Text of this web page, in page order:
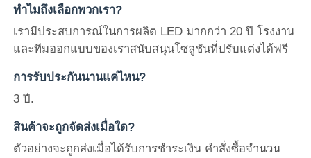
ทำไมถึงเลือกพวกเรา?
เรามีประสบการณ์ในการผลิต LED มากกว่า 20 ปี โรงงาน
และทีมออกแบบของเราสนับสนุนโซลูชันที่ปรับแต่งได้ฟรี
การรับประกันนานแค่ไหน?
3 ปี.
สินค้าจะถูกจัดส่งเมื่อใด?
ตัวอย่างจะถูกส่งเมื่อได้รับการชำระเงิน คำสั่งซื้อจำนวน